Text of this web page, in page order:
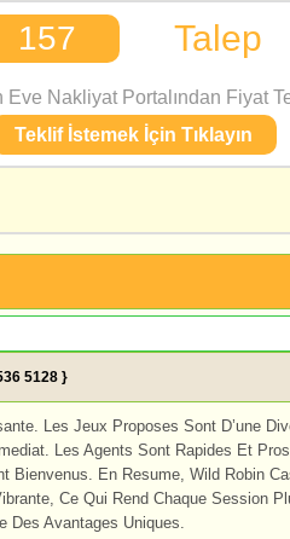
157 Talep
Nakliyat Portalından Fiyat
Teklif İstemek İçin Tıklayın
5128 }
Les Jeux Proposes Sont D’une
Les Agents Sont Rapides Et
Bienvenus. En Resume, Wild Robin
Ce Qui Rend Chaque Session
Des Avantages Uniques.